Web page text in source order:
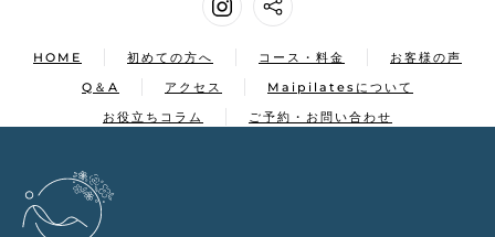
HOME 初めての方へ コース・料金
お客様の声
Q＆A
アクセス
Maipilatesについて
お役立ちコラム
ご予約・お問い合わせ